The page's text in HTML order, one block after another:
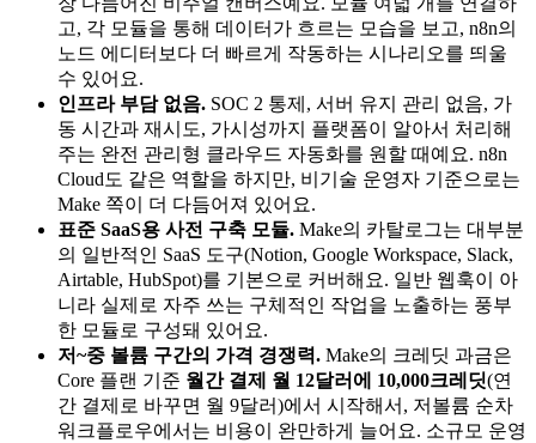
고, 각 모듈을 통해 데이터가 흐르는 모습을 보고, n8n의
노드 에디터보다 더 빠르게 작동하는 시나리오를 띄울
수 있어요.
인프라 부담 없음. SOC 2 통제, 서버 유지 관리 없음, 가
동 시간과 재시도, 가시성까지 플랫폼이 알아서 처리해
주는 완전 관리형 클라우드 자동화를 원할 때예요. n8n
Cloud도 같은 역할을 하지만, 비기술 운영자 기준으로는
Make 쪽이 더 다듬어져 있어요.
표준 SaaS용 사전 구축 모듈. Make의 카탈로그는 대부분
의 일반적인 SaaS 도구(Notion, Google Workspace, Slack,
Airtable, HubSpot)를 기본으로 커버해요. 일반 웹훅이 아
니라 실제로 자주 쓰는 구체적인 작업을 노출하는 풍부
한 모듈로 구성돼 있어요.
저~중 볼륨 구간의 가격 경쟁력. Make의 크레딧 과금은
Core 플랜 기준 월간 결제 월 12달러에 10,000크레딧(연
간 결제로 바꾸면 월 9달러)에서 시작해서, 저볼륨 순차
워크플로우에서는 비용이 완만하게 늘어요. 소규모 운영